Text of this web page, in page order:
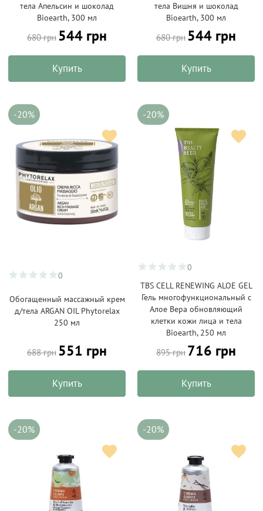
тела Апельсин и шоколад
Bioearth, 300 мл
680 грн 544 грн
Купить
тела Вишня и шоколад
Bioearth, 300 мл
680 грн 544 грн
Купить
-20%
0
Обогащенный массажный крем
д/тела ARGAN OIL Phytorelax
250 мл
688 грн 551 грн
Купить
-20%
0
TBS CELL RENEWING ALOE GEL
Гель многофункциональный с
Алое Вера обновляющий
клетки кожи лица и тела
Bioearth, 250 мл
895 грн 716 грн
Купить
-20% -20%